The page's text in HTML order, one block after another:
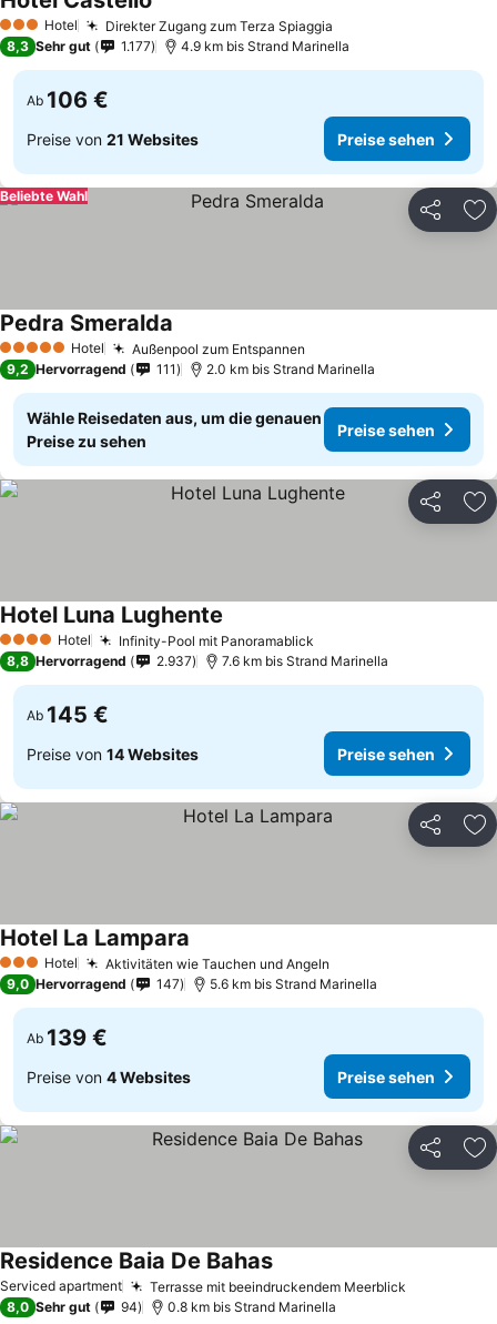
3 SterneHotel Direkter Zugang zum Terza Spiaggia
8,3 Sehr gut 1.177 4.9 km bis Strand Marinella
Ab 106 €
Preise von 21 Websites Preise sehen
Teilen
Beliebte Wahl
5 Sterne Hotel Außenpool zum Entspannen
Pedra Smeralda
9,2 Hervorragend 111 2.0 km bis Strand Marinella
Wähle Reisedaten aus, um die genauen
Preise zu sehen
Preise sehen
Teilen
4 Sterne Hotel Infinity-Pool mit Panoramablick
Hotel Luna Lughente
8,8 Hervorragend 2.937 7.6 km bis Strand Marinella
Ab 145 €
Preise von 14 Websites Preise sehen
Teilen
3 SterneHotel Aktivitäten wie Tauchen und Angeln
Hotel La Lampara
9,0 Hervorragend 147 5.6 km bis Strand Marinella
Ab 139 €
Preise von 4 Websites Preise sehen
Teilen
Serviced apartment Terrasse mit beeindruckendem Meerblick
Residence Baia De Bahas
8,0 Sehr gut 94 0.8 km bis Strand Marinella